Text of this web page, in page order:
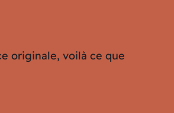
originale, voilà ce que